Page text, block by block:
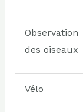
Observation
des oiseaux
Vélo